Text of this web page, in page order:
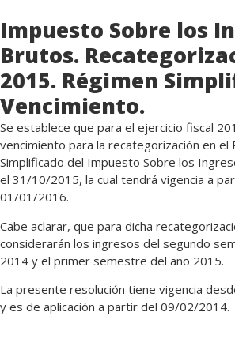
Impuesto Sobre los
Brutos.
2015. Régimen
Vencimiento.
Se establece que para el ejercicio fiscal
vencimiento para la recategorización en el
Simplificado del Impuesto Sobre los
el 31/10/2015, la cual tendrá vigencia a
01/01/2016.
Cabe aclarar, que para dicha
considerarán los ingresos del segundo
2014 y el primer semestre del año 2015.
La presente resolución tiene vigencia
y es de aplicación a partir del 09/02/2014.